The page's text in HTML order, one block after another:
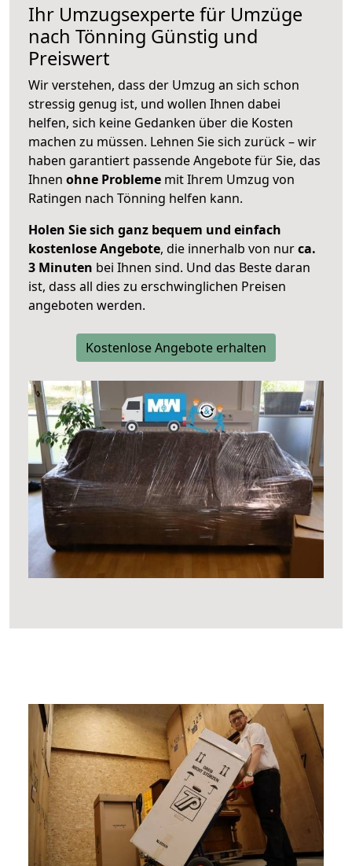
Ihr Umzugsexperte für Umzüge
nach Tönning Günstig und
Preiswert
Wir verstehen, dass der Umzug an sich schon
stressig genug ist, und wollen Ihnen dabei
helfen, sich keine Gedanken über die Kosten
machen zu müssen. Lehnen Sie sich zurück – wir
haben garantiert passende Angebote für Sie, das
Ihnen ohne Probleme mit Ihrem Umzug von
Ratingen nach Tönning helfen kann.
Holen Sie sich ganz bequem und einfach
kostenlose Angebote, die innerhalb von nurca.
3 Minuten bei Ihnen sind. Und das Beste daran
ist, dass all dies zu erschwinglichen Preisen
angeboten werden.
Kostenlose Angebote erhalten